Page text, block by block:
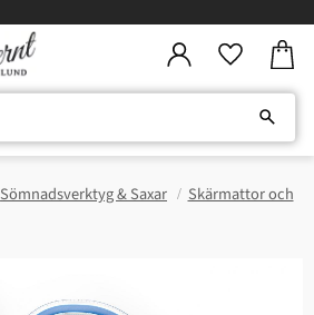
Sömnadsverktyg & Saxar
Skärmattor och